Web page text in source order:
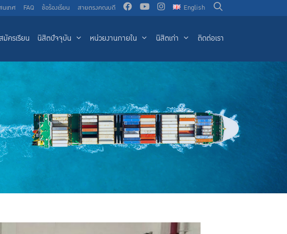
นเทศ FAQ ข้อร้องเรียน สายตรงคณบดี English
มัครเรียน นิสิตปัจจุบัน หน่วยงานภายใน นิสิตเก่า ติดต่อเรา